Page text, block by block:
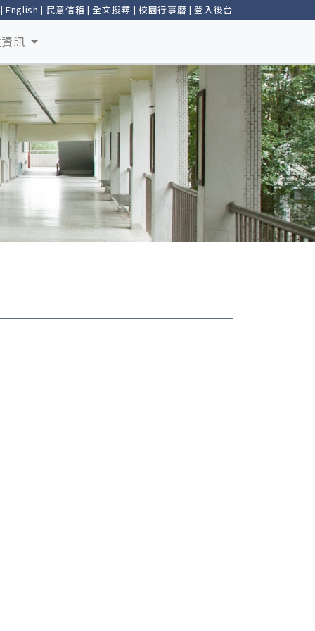
English | 民意信箱 |全文搜尋 | 校園行事曆 |登入後台
訊